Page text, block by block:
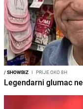
/SHOWBIZ I PRIJE OKO 8H
Legendarni glumac